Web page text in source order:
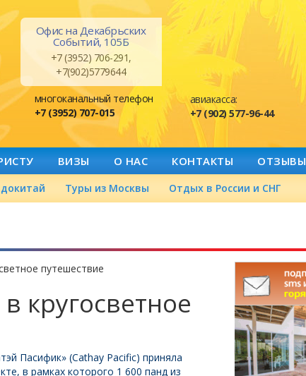
Офис на Декабрьских
Событий, 105Б
+7 (3952) 706-291,
+7(902)5779644
многоканальный телефон
+7 (3952) 707-015
авиакасса:
+7 (902) 577-96-44
ВИЗЫ О НАС КОНТАКТЫ ОТЗЫВЫ
Туры из Москвы Отдых в России и СНГ
путешествие
кругосветное
Пасифик» (Cathay Pacific) приняла
в рамках которого 1 600 панд из